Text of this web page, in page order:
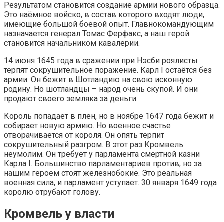
Результатом становится создание армии нового образца.
Это наёмное войско, в состав которого входят люди,
имеющие большой боевой опыт. Главнокомандующим
назначается генерал Томас Ферфакс, а наш герой
становится начальником кавалерии.
14 июня 1645 года в сражении при Нэсби роялисты
терпят сокрушительное поражение. Карл I остаётся без
армии. Он бежит в Шотландию на свою исконную
родину. Но шотландцы – народ очень скупой. И они
продают своего земляка за деньги.
Король попадает в плен, но в ноябре 1647 года бежит и
собирает новую армию. Но военное счастье
отворачивается от короля. Он опять терпит
сокрушительный разгром. В этот раз Кромвель
неумолим. Он требует у парламента смертной казни
Карла I. Большинство парламентариев против, но за
нашим героем стоят железнобокие. Это реальная
военная сила, и парламент уступает. 30 января 1649 года
королю отрубают голову.
Кромвель у власти